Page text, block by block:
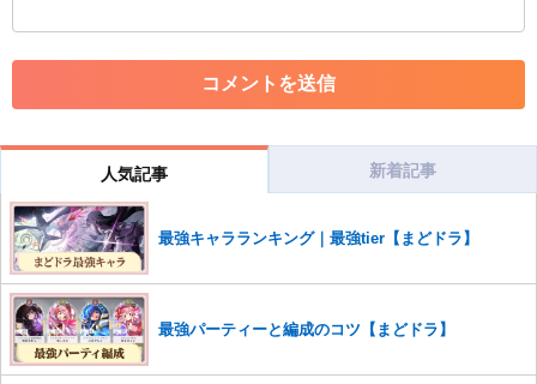
・アカウントの売買など金銭が絡む内容の投稿
・各ゲームのネタバレを含む内容の投稿
・その他、管理者が不適切と判断した投稿
だけますでしょうか。
コメントの削除を申請する
※投稿内容を確認後、順次対応さ
せていただきます。ご了承ください。
※一度削除したコメントは復元ができませんのでご注意くだ
さい。
また、過度な利用規約の違反や、弊社に損害の及ぶ内容の書き込みがあ
った場合は、法的措置をとらせていただく場合もございますので、あら
かじめご理解くださいませ。
人気記事 新着記事
最強キャラランキング｜最強tier【まどドラ】
最強パーティーと編成のコツ【まどドラ】